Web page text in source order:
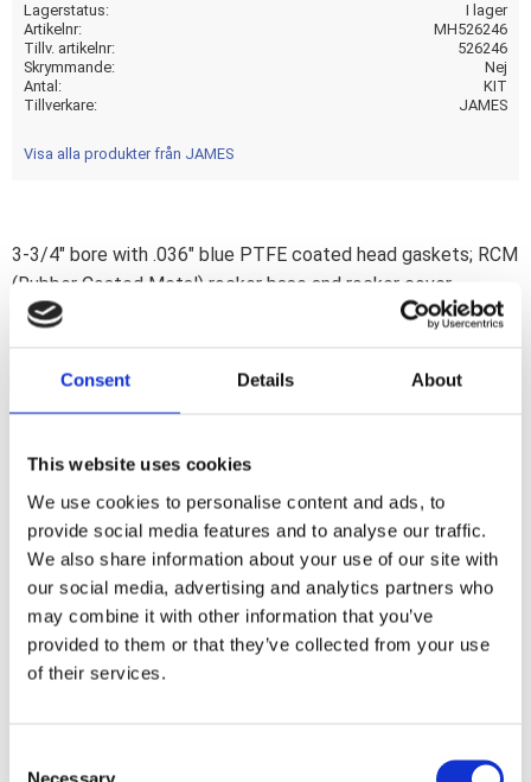
Consent Details About
This website uses cookies
We use cookies to personalise content and ads, to
provide social media features and to analyse our traffic.
We also share information about your use of our site with
our social media, advertising and analytics partners who
may combine it with other information that you’ve
provided to them or that they’ve collected from your use
of their services.
Necessary
Lagerstatus
I lager
Artikelnr
MH526246
Tillv. artikelnr
526246
Skrymmande
Nej
Antal
KIT
Tillverkare
JAMES
Visa alla produkter från JAMES
3-3/4" bore with .036" blue PTFE coated head gaskets; RCM
(Rubber Coated Metal) rocker base and rocker cover
gaskets. Includes all gaskets; seals and O-rings for a
Dela med dig
F
a
c
e
b
o
o
k
Omdömen
Du